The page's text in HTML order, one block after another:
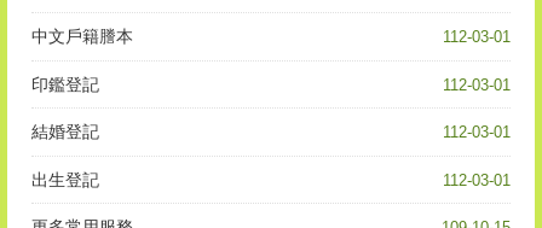
112-03-01
中文戶籍謄本
112-03-01
印鑑登記
112-03-01
結婚登記
112-03-01
出生登記